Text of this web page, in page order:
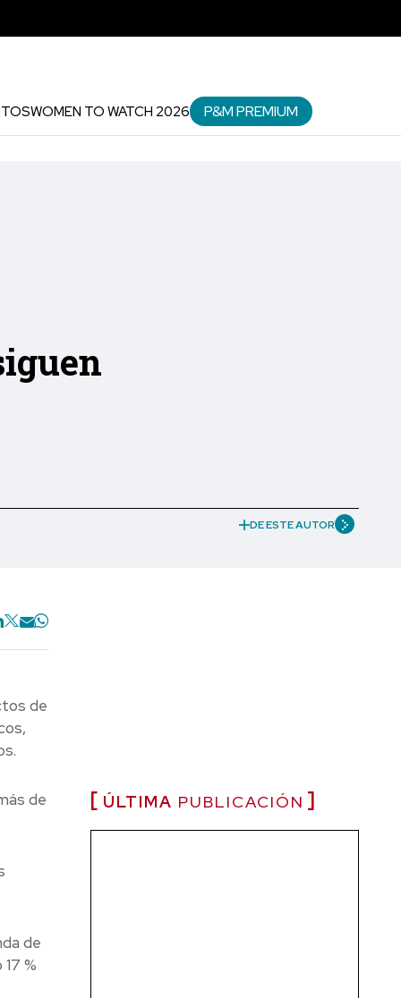
WOMEN TO WATCH 2026 P&M PREMIUM
DE ESTE AUTOR
de
de
de
%
ÚLTIMA PUBLICACIÓN